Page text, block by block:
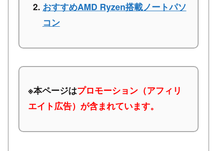
おすすめAMD Ryzen搭載ノートパソ
コン
※本ページはプロモーション（アフィリ
エイト広告）が含まれています。